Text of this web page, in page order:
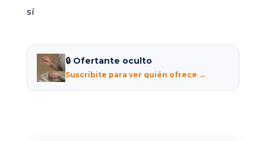
sí
🔒 Ofertante oculto
Suscribite para ver quién ofrece →